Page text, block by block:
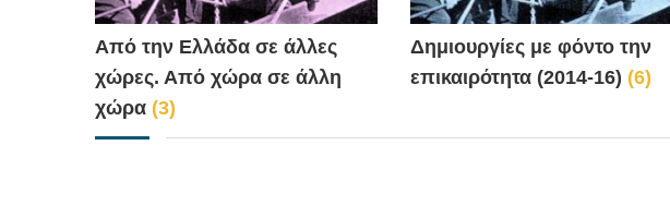
Από την Ελλάδα σε άλλες
χώρες. Από χώρα σε άλλη
χώρα (3)
Δημιουργίες με φόντο την
επικαιρότητα (2014-16) (6)